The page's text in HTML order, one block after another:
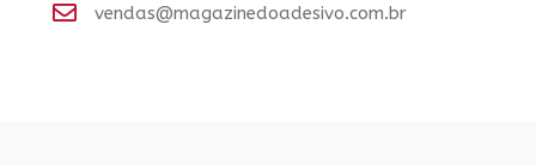
vendas@magazinedoadesivo.com.br